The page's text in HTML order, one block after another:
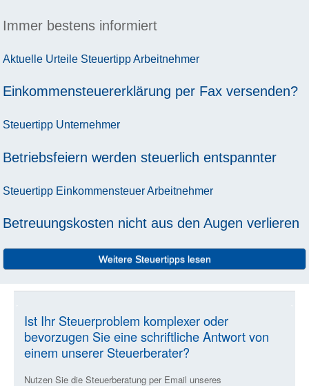
Immer bestens informiert
Aktuelle Urteile SteuertippArbeitnehmer
Einkommensteuererklärung per Fax versenden?
Steuertipp Unternehmer
Betriebsfeiern werden steuerlich entspannter
Steuertipp EinkommensteuerArbeitnehmer
Betreuungskosten nicht aus den Augen verlieren
Weitere Steuertipps lesen